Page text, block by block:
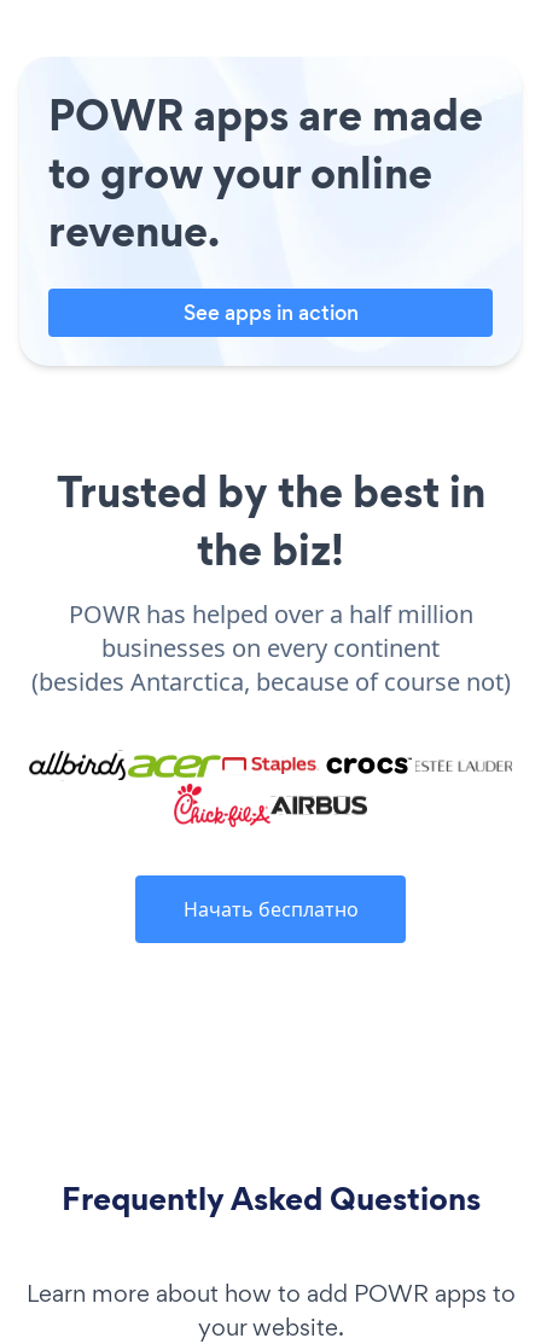
POWR apps are made
to grow your online
revenue.
See apps in action
Trusted by the best in
the biz!
POWR has helped over a half million
businesses on every continent
(besides Antarctica, because of course not)
Начать бесплатно
Frequently Asked Questions
Learn more about how to add POWR apps to
your website.